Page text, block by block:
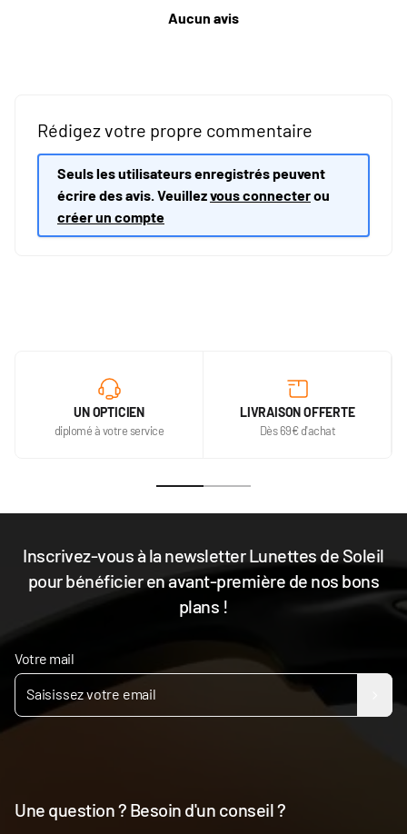
Aucun avis
Rédigez votre propre commentaire
Seuls les utilisateurs enregistrés peuvent
écrire des avis. Veuillezvous connecterou
créer un compte
UN OPTICIEN
diplomé à votre service
LIVRAISON OFFERTE
Dès 69€ d'achat
Inscrivez-vous à la newsletter Lunettes de Soleil
pour bénéficier en avant-première de nos bons
plans !
Votre mail
Une question ? Besoin d'un conseil ?